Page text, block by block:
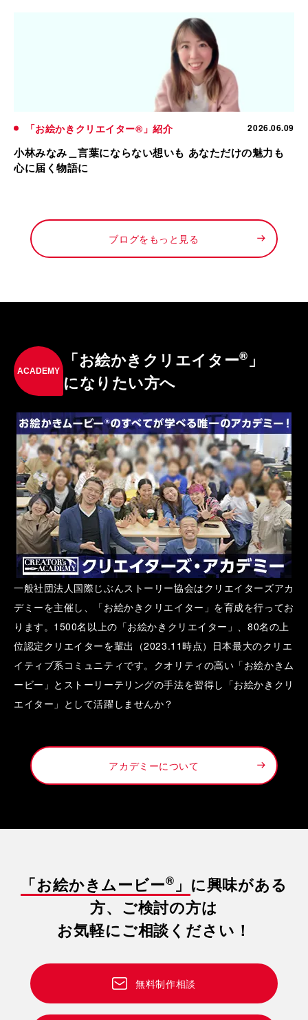
「お絵かきクリエイター®」紹介 2026.06.09
小林みなみ＿言葉にならない想いも あなただけの魅力も
心に届く物語に
ブログをもっと見る
ACADEMY
「お絵かきクリエイター® 」
になりたい方へ
一般社団法人国際じぶんストーリー協会はクリエイターズアカ
デミーを主催し、「お絵かきクリエイター」を育成を行ってお
ります。1500名以上の「お絵かきクリエイター」、80名の上
位認定クリエイターを輩出（2023.11時点）日本最大のクリエ
イティブ系コミュニティです。クオリティの高い「お絵かきム
ービー」とストーリーテリングの手法を習得し「お絵かきクリ
エイター」として活躍しませんか？
アカデミーについて
「お絵かきムービー® 」 に興味がある
方、ご検討の方は
お気軽にご相談ください！
無料制作相談